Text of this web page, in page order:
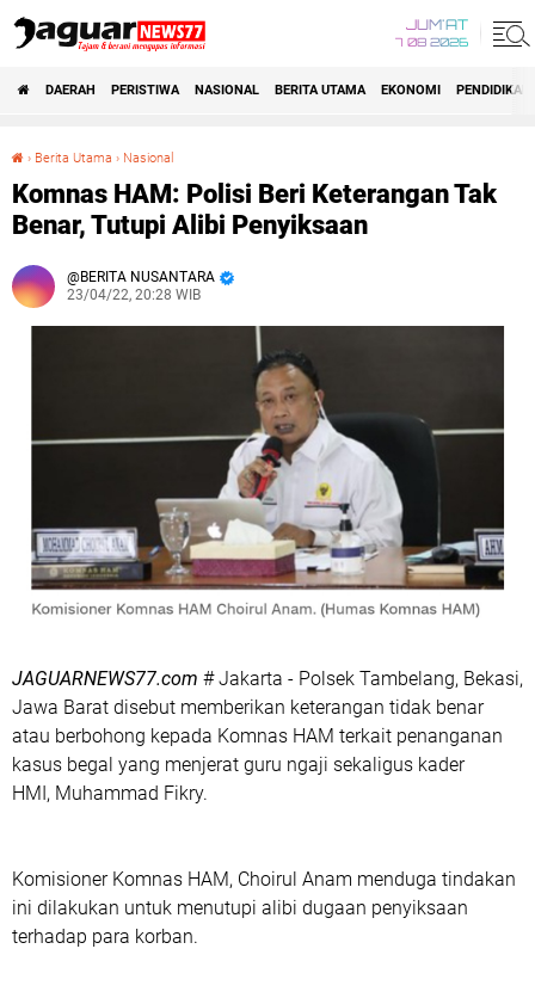
JUM'AT
7 08 2026
DAERAH PERISTIWA NASIONAL BERITA UTAMA EKONOMI PENDIDIKAN
› Berita Utama › Nasional
Komnas HAM: Polisi Beri Keterangan Tak
Benar, Tutupi Alibi Penyiksaan
BERITA NUSANTARA
23/04/22, 20:28 WIB
JAGUARNEWS77.com # Jakarta - Polsek Tambelang, Bekasi,
Jawa Barat disebut memberikan keterangan tidak benar
atau berbohong kepada Komnas HAM terkait penanganan
kasus begal yang menjerat guru ngaji sekaligus kader
HMI, Muhammad Fikry.
Komisioner Komnas HAM, Choirul Anam menduga tindakan
ini dilakukan untuk menutupi alibi dugaan penyiksaan
terhadap para korban.